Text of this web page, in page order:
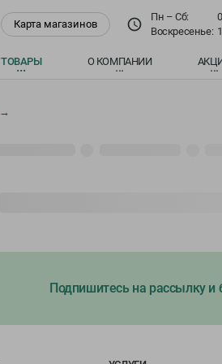
Карта магазинов
Пн – Cб:
Воскресенье:
ТОВАРЫ О КОМПАНИИ
Подпишитесь на рассылку и